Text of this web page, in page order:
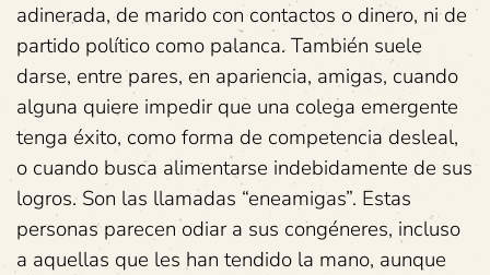
adinerada, de marido con contactos o dinero, ni de
partido político como palanca. También suele
darse, entre pares, en apariencia, amigas, cuando
alguna quiere impedir que una colega emergente
tenga éxito, como forma de competencia desleal,
o cuando busca alimentarse indebidamente de sus
logros. Son las llamadas “eneamigas”. Estas
personas parecen odiar a sus congéneres, incluso
a aquellas que les han tendido la mano, aunque